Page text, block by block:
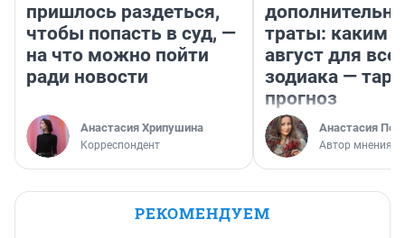
пришлось раздеться,
чтобы попасть в суд, —
на что можно пойти
ради новости
Анастасия Хрипушина
Корреспондент
траты: каким
август для
зодиака —
прогноз
Анастасия
Автор мнения
РЕКОМЕНДУЕМ